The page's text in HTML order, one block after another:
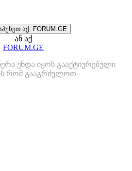
აქ: FORUM.GE
ან აქ
FORUM.GE
უნდა იყოს გააქტიურებული
რომ გააგრძელოთ